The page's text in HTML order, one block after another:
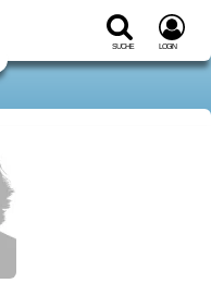
Suche Login